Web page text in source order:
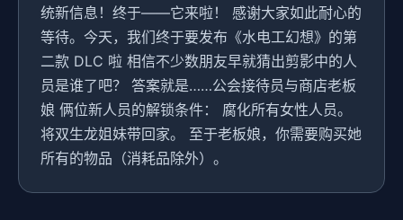
统新信息！终于——它来啦！ 感谢大家如此耐心的
等待。今天，我们终于要发布《水电工幻想》的第
二款 DLC 啦 相信不少数朋友早就猜出剪影中的人
员是谁了吧？ 答案就是……公会接待员与商店老板
娘 俩位新人员的解锁条件： 腐化所有女性人员。
将双生龙姐妹带回家。 至于老板娘，你需要购买她
所有的物品（消耗品除外）。